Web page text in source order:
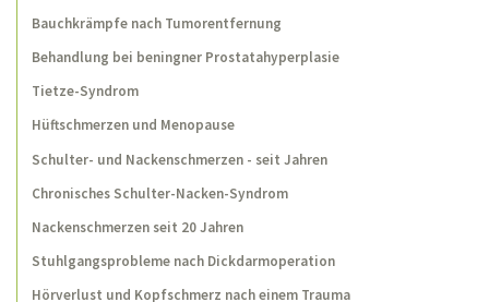
Unerfüllter Kinderwunsch
Entwicklungsverzögerung? - Fehlender
Armstütz in Bauchlage
Spinalkanalstenose
Postzosterneuralgie
Knieschmerzen nach dem Joggen
Schwindel, wenn der Kopf in den Nacken
gelegt wird
Lumbalgie nach Hüftendoprothese
Bauchkrämpfe nach Tumorentfernung
Behandlung bei beningner Prostatahyperplasie
Tietze-Syndrom
Hüftschmerzen und Menopause
Schulter- und Nackenschmerzen - seit Jahren
Chronisches Schulter-Nacken-Syndrom
Nackenschmerzen seit 20 Jahren
Stuhlgangsprobleme nach Dickdarmoperation
Hörverlust und Kopfschmerz nach einem Trauma